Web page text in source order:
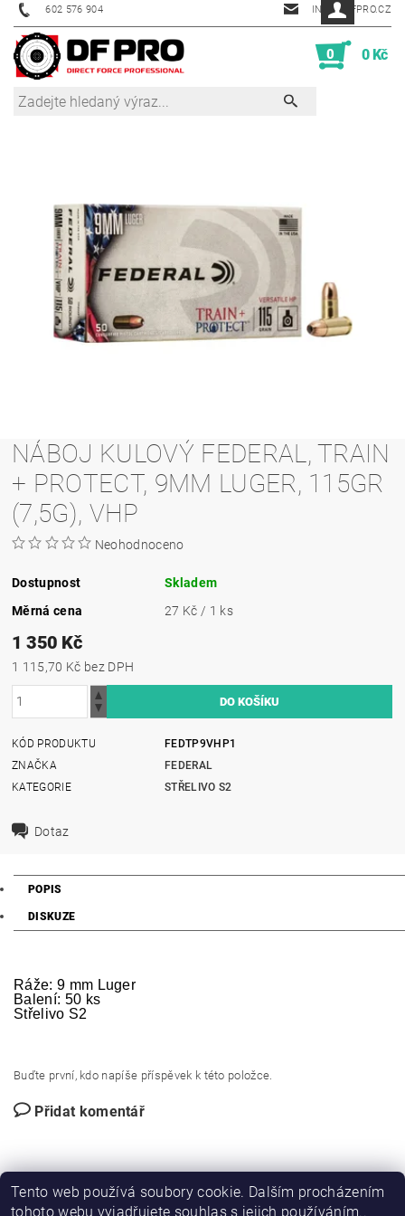
602 576 904 INFO@DFPRO.CZ
0 0 Kč
NÁBOJ KULOVÝ FEDERAL, TRAIN
+ PROTECT, 9MM LUGER, 115GR
(7,5G), VHP
Neohodnoceno
Dostupnost
Skladem
Měrná cena
27 Kč / 1 ks
1 350 Kč
1 115,70 Kč bez DPH
KÓD PRODUKTU
FEDTP9VHP1
ZNAČKA
FEDERAL
KATEGORIE
STŘELIVO S2
Dotaz
POPIS
DISKUZE
Ráže: 9 mm Luger
Balení: 50 ks
Střelivo S2
Buďte první, kdo napíše příspěvek k této položce.
Přidat komentář
Tento web používá soubory cookie. Dalším procházením
tohoto webu vyjadřujete souhlas s jejich používáním..